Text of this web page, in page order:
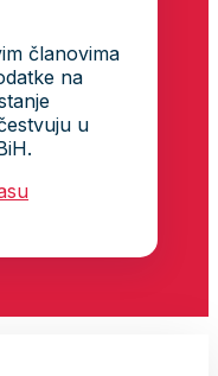
članovima
na
u